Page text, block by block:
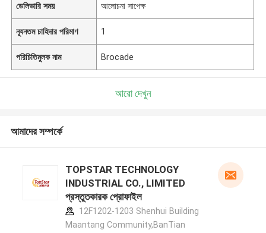
ডেলিভারি সময় আলোচনা সাপেক্ষ
ন্যূনতম চাহিদার পরিমাণ 1
পরিচিতিমুলক নাম Brocade
আরো দেখুন
আমাদের সম্পর্কে
TOPSTAR TECHNOLOGY
INDUSTRIAL CO., LIMITED
প্রস্তুতকারক প্রোফাইল
12F1202-1203 Shenhui Building
Maantang Community,BanTian